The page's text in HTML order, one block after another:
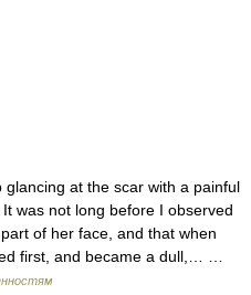
at the scar with a painful
was not long before I observed
of her face, and that when
first, and became a dull,… …